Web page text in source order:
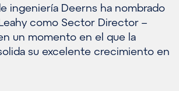
ingeniería Deerns ha nombrado
como Sector Director –
un momento en el que la
su excelente crecimiento en